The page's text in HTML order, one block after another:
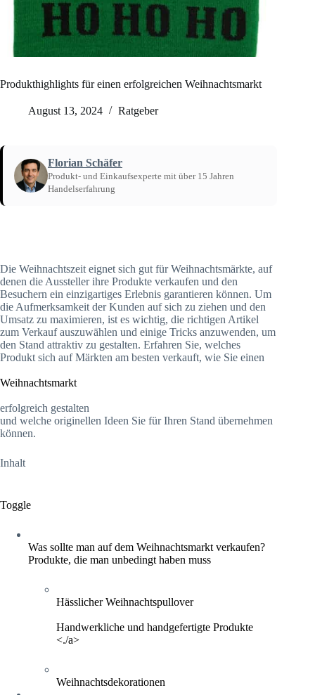
Produkthighlights für einen erfolgreichen Weihnachtsmarkt
August 13, 2024 Ratgeber
Florian Schäfer
Produkt- und Einkaufsexperte mit über 15 Jahren
Handelserfahrung
Die Weihnachtszeit eignet sich gut für Weihnachtsmärkte, auf
denen die Aussteller ihre Produkte verkaufen und den
Besuchern ein einzigartiges Erlebnis garantieren können. Um
die Aufmerksamkeit der Kunden auf sich zu ziehen und den
Umsatz zu maximieren, ist es wichtig, die richtigen Artikel
zum Verkauf auszuwählen und einige Tricks anzuwenden, um
den Stand attraktiv zu gestalten. Erfahren Sie, welches
Produkt sich auf Märkten am besten verkauft, wie Sie einen
Weihnachtsmarkt
erfolgreich gestalten
und welche originellen Ideen Sie für Ihren Stand übernehmen
können.
Inhalt
Toggle
Was sollte man auf dem Weihnachtsmarkt verkaufen?
Produkte, die man unbedingt haben muss
Hässlicher Weihnachtspullover
Handwerkliche und handgefertigte Produkte
<./a>
Weihnachtsdekorationen